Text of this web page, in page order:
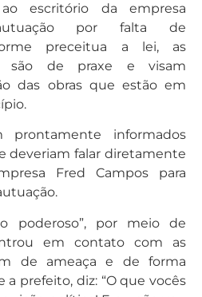
ao escritório da empresa
por falta de
preceitua a lei, as
são de praxe e visam
das obras que estão em
prontamente informados
deveriam falar diretamente
Fred Campos para
poderoso”, por meio de
em contato com as
de ameaça e de forma
prefeito, diz: “O que vocês